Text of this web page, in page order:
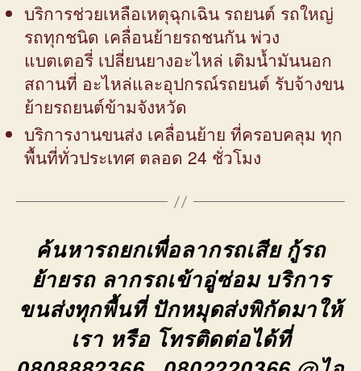
บริการช่วยเหลือเหตุฉุกเฉิน รถยนต์ รถใหญ่
รถทุกชนิด เคลื่อนย้ายรถชนกัน พ่วง
แบตเตอรี่ เปลี่ยนยางอะไหล่ เติมน้ำมันนอก
สถานที่ อะไหล่และอุปกรณ์รถยนต์ รับจ้างขน
ย้ายรถยนต์ข้ามจังหวัด
บริการงานขนส่ง เคลื่อนย้าย ที่ครอบคลุม ทุก
พื้นที่ทั่วประเทศ ตลอด 24 ชั่วโมง
ค้นหารถยกเพื่อลากรถเสีย กู้รถ
ย้ายรถ ลากรถเข้าอู่ซ่อม บริการ
ขนส่งทุกพื้นที่ ปักหมุดส่งพิกัดมาให้
เรา หรือ โทรติดต่อได้ที่